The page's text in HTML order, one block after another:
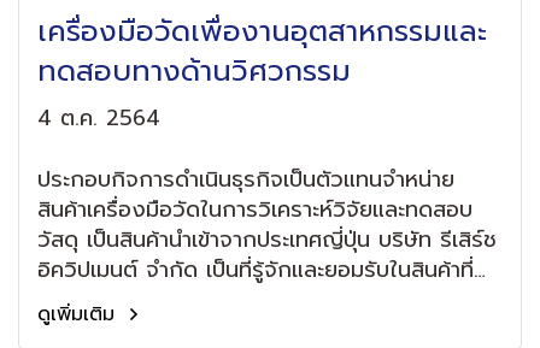
เครื่องมือวัดเพื่องานอุตสาหกรรมและ
ทดสอบทางด้านวิศวกรรม
4 ต.ค. 2564
ประกอบกิจการดำเนินธุรกิจเป็นตัวแทนจำหน่าย
สินค้าเครื่องมือวัดในการวิเคราะห์วิจัยและทดสอบ
วัสดุ เป็นสินค้านำเข้าจากประเทศญี่ปุ่น บริษัท รีเสิร์ช
อิควิปเมนต์ จำกัด เป็นที่รู้จักและยอมรับในสินค้าที่
จำหน่ายให้กับลูกค้าที่มีอยู่ใน หน่วยงานราชการ
สถาบันการศึกษา และ บริษัทเอกชน ทั่วประเทศ
ดูเพิ่มเติม